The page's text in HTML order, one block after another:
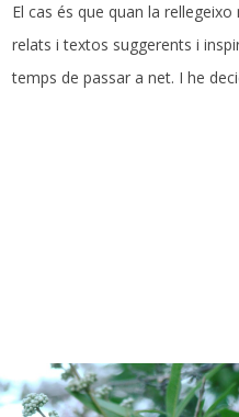
El cas és que quan la
relats i textos suggerents i
temps de passar a net. I he